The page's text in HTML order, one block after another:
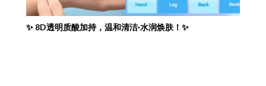
✨ 8D透明质酸加持，温和清洁·水润焕肤！✨